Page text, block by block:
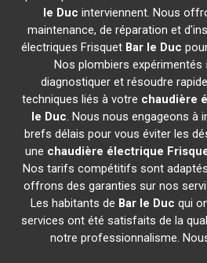
le Duc interviennent. Nous
maintenance, de réparation et
électriques Frisquet Bar le Duc
Nos plombiers
diagnostiquer et résoudre
techniques liés à votre chaudière
le Duc. Nous nous engageons à
brefs délais pour vous éviter les
une chaudière électrique
Nos tarifs compétitifs sont
offrons des garanties sur nos
Les habitants de Bar le Duc qui
services ont été satisfaits de la
notre professionnalisme.